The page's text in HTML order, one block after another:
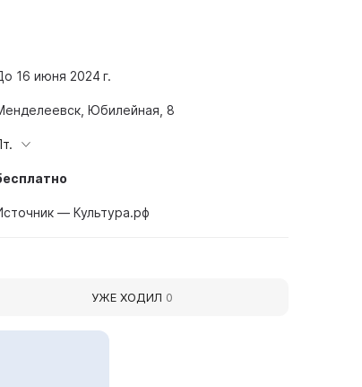
16 июня 2024 г.
Юбилейная, 8
— Культура.рф
УЖЕ ХОДИЛ 0